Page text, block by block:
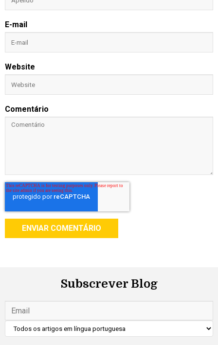
E-mail
Website
Comentário
Subscrever Blog